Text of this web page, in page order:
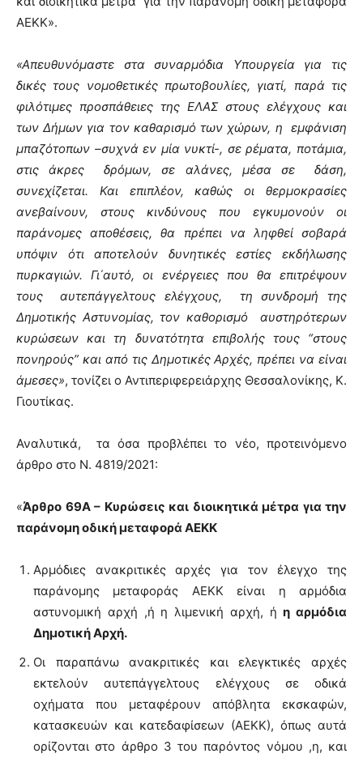
ΑΕΚΚ».
«Απευθυνόμαστε στα συναρμόδια Υπουργεία για τις
δικές τους νομοθετικές πρωτοβουλίες, γιατί, παρά τις
φιλότιμες προσπάθειες της ΕΛΑΣ στους ελέγχους και
των Δήμων για τον καθαρισμό των χώρων, η εμφάνιση
μπαζότοπων –συχνά εν μία νυκτί-, σε ρέματα, ποτάμια,
στις άκρες δρόμων, σε αλάνες, μέσα σε δάση,
συνεχίζεται. Και επιπλέον, καθώς οι θερμοκρασίες
ανεβαίνουν, στους κινδύνους που εγκυμονούν οι
παράνομες αποθέσεις, θα πρέπει να ληφθεί σοβαρά
υπόψιν ότι αποτελούν δυνητικές εστίες εκδήλωσης
πυρκαγιών. Γι΄αυτό, οι ενέργειες που θα επιτρέψουν
τους αυτεπάγγελτους ελέγχους, τη συνδρομή της
Δημοτικής Αστυνομίας, τον καθορισμό αυστηρότερων
κυρώσεων και τη δυνατότητα επιβολής τους “στους
πονηρούς” και από τις Δημοτικές Αρχές, πρέπει να είναι
άμεσες», τονίζει ο Αντιπεριφερειάρχης Θεσσαλονίκης, Κ.
Γιουτίκας.
Αναλυτικά, τα όσα προβλέπει το νέο, προτεινόμενο
άρθρο στο Ν. 4819/2021:
«Άρθρο 69Α – Κυρώσεις και διοικητικά μέτρα για την
παράνομη οδική μεταφορά ΑΕΚΚ
Αρμόδιες ανακριτικές αρχές για τον έλεγχο της
παράνομης μεταφοράς ΑΕΚΚ είναι η αρμόδια
αστυνομική αρχή ,ή η λιμενική αρχή, ήη αρμόδια
Δημοτική Αρχή.
Οι παραπάνω ανακριτικές και ελεγκτικές αρχές
εκτελούν αυτεπάγγελτους ελέγχους σε οδικά
οχήματα που μεταφέρουν απόβλητα εκσκαφών,
κατασκευών και κατεδαφίσεων (ΑΕΚΚ), όπως αυτά
ορίζονται στο άρθρο 3 του παρόντος νόμου ,η, και